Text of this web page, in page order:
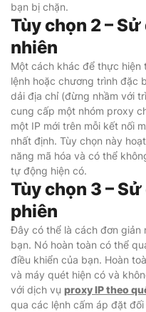
bạn bị chặn.
Tùy chọn 2 –
nhiên
Một cách khác để thực
lệnh hoặc chương trình đặc
dải địa chỉ (đừng nhầm với
cung cấp một nhóm proxy
một IP mới trên mỗi kết nối
nhất định. Tùy chọn này
năng mã hóa và có thể
tự động hiện có.
Tùy chọn 3 –
phiên
Đây có thể là cách đơn giản
bạn. Nó hoàn toàn có thể
điều khiển của bạn. Hoàn
và máy quét hiện có và
với dịch vụ proxy IP theo
qua các lệnh cấm áp đặt